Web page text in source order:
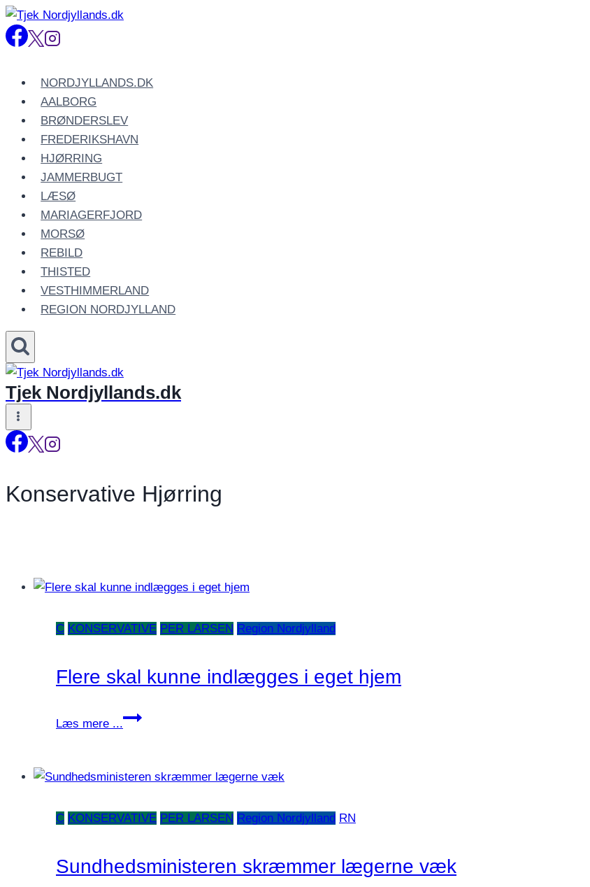
Fortsæt
til
NORDJYLLANDS.DK
AALBORG
BRØNDERSLEV
FREDERIKSHAVN
HJØRRING
JAMMERBUGT
LÆSØ
MARIAGERFJORD
MORSØ
REBILD
THISTED
VESTHIMMERLAND
REGION NORDJYLLAND
Tjek Nordjyllands.dk
Konservative Hjørring
C KONSERVATIVE PER LARSEN Region Nordjylland
Flere skal kunne indlægges i eget hjem
Læs mere ...
Flere
indlægges
eget
C KONSERVATIVE PER LARSEN Region Nordjylland RN
Sundhedsministeren skræmmer lægerne væk